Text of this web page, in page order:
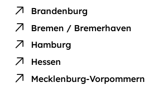
Brandenburg
Bremen / Bremerhaven
Hamburg
Hessen
Mecklenburg-Vorpommern